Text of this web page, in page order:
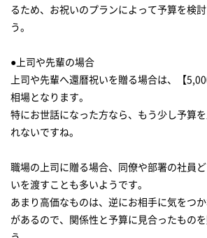
るため、お祝いのプランによって予算を検
う。
●上司や先輩の場合
上司や先輩へ還暦祝いを贈る場合は、【
相場となります。
特にお世話になった方なら、もう少し予算
れないですね。
職場の上司に贈る場合、同僚や部署の社員
いを渡すことも多いようです。
あまり高価なものは、逆にお相手に気をつ
があるので、関係性と予算に見合ったもの